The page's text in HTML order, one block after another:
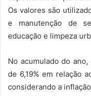
Os valores são
e manutenção de
educação e limpeza
No acumulado do
de 6,19% em relação
considerando a